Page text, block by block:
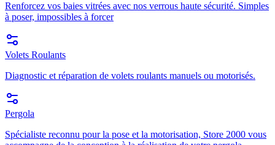
Renforcez vos baies vitrées avec nos verrous haute sécurité. Simples
à poser, impossibles à forcer
Volets Roulants
Diagnostic et réparation de volets roulants manuels ou motorisés.
Pergola
Spécialiste reconnu pour la pose et la motorisation, Store 2000 vous